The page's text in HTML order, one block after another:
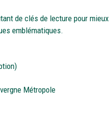
de clés de lecture pour mieux
emblématiques.
Métropole